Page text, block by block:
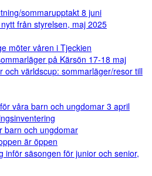
sommarupptakt 8 juni
från styrelsen, maj 2025
möter våren i Tjeckien
på Kärsön 17-18 maj
och världscup: sommarläger/resor till
våra barn och ungdomar 3 april
barn och ungdomar
är öppen
inför säsongen för junior och senior,